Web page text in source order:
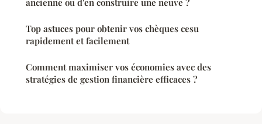
Top astuces pour obtenir vos chèques cesu
rapidement et facilement
Comment maximiser vos économies avec des
stratégies de gestion financière efficaces ?